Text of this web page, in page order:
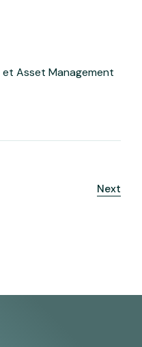
et Asset Management
Next